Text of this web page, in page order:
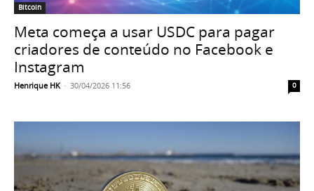
Bitcoin
Meta começa a usar USDC para pagar
criadores de conteúdo no Facebook e
Instagram
Henrique HK - 30/04/2026 11:56 0